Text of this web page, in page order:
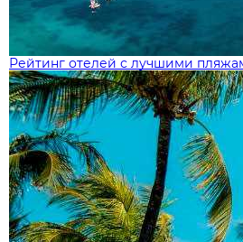
Рейтинг отелей с лучшими